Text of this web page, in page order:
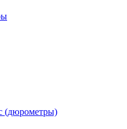
пленки
аппаратов
аппаратов